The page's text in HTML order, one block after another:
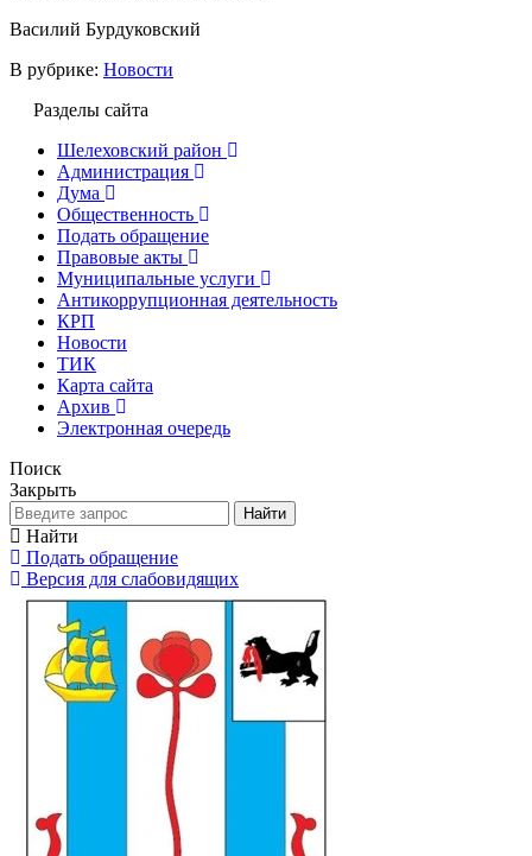
Василий Бурдуковский
В рубрике: Новости
Разделы сайта
Шелеховский район
Администрация
Дума
Общественность
Подать обращение
Правовые акты
Муниципальные услуги
Антикоррупционная деятельность
КРП
Новости
ТИК
Карта сайта
Архив
Электронная очередь
Поиск
Закрыть
Найти
Найти
Подать обращение
Версия для слабовидящих